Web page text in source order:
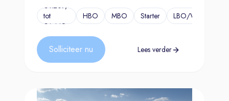
€4.207,-
tot
€4.449,-
HBO MBO Starter LBO/VMBO
Solliciteer nu Lees verder